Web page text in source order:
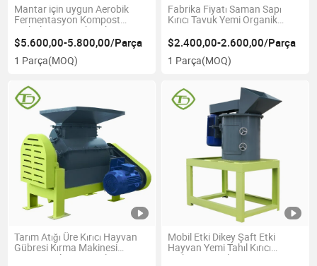
Mantar için uygun Aerobik
Fermentasyon Kompost
Torbalama Tavuk Gübresi
Kompost Karıştırma Makinesi
$5.600,00-5.800,00/Parça
1 Parça(MOQ)
Fabrika Fiyatı Saman Sapı
Kırıcı Tavuk Yemi Organik
Makinesi
$2.400,00-2.600,00/Parça
1 Parça(MOQ)
Tarım Atığı Üre Kırıcı Hayvan
Gübresi Kırma Makinesi
Satışta Kolay Kontrol
Mobil Etki Dikey Şaft Etki
Hayvan Yemi Tahıl Kırıcı
Makine Detayları